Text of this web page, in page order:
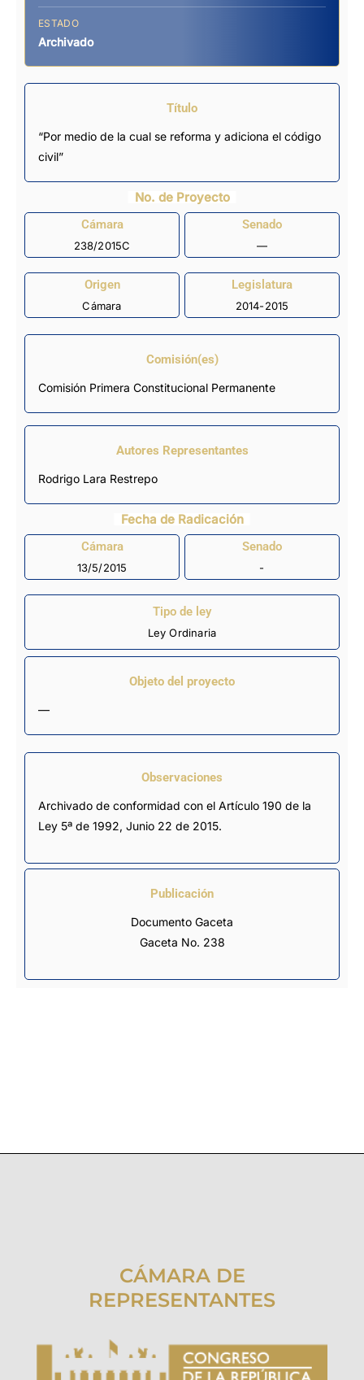
ESTADO
Archivado
Título
“Por medio de la cual se reforma y adiciona el código
civil”
No. de Proyecto
Cámara
238/2015C
Senado
—
Origen
Cámara
Legislatura
2014-2015
Comisión(es)
Comisión Primera Constitucional Permanente
Autores Representantes
Rodrigo Lara Restrepo
Fecha de Radicación
Cámara
13/5/2015
Senado
-
Tipo de ley
Ley Ordinaria
Objeto del proyecto
—
Observaciones
Archivado de conformidad con el Artículo 190 de la
Ley 5ª de 1992, Junio 22 de 2015.
Publicación
Documento Gaceta
Gaceta No. 238
CÁMARA DE
REPRESENTANTES